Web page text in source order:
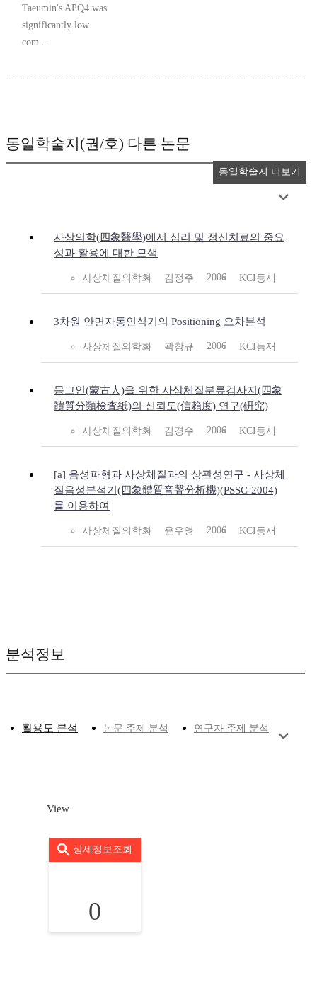
Taeumin's APQ4 was
significantly low
com...
동일학술지(권/호) 다른 논문
사상의학(四象醫學)에서 심리 및 정신치료의 중요
성과 활용에 대한 모색
사상체질의학회 김정주 2006 KCI등재
3차원 안면자동인식기의 Positioning 오차분석
사상체질의학회 곽창규 2006 KCI등재
몽고인(蒙古人)을 위한 사상체질분류검사지(四象
體質分類檢査紙)의 신뢰도(信賴度) 연구(硏究)
사상체질의학회 김경수 2006 KCI등재
[a] 음성파형과 사상체질과의 상관성연구 - 사상체
질음성분석기(四象體質音聲分析機)(PSSC-2004)
를 이용하여
사상체질의학회 윤우영 2006 KCI등재
동일학술지 더보기
분석정보
활용도 분석 논문 주제 분석 연구자 주제 분석
View
상세정보조회
0